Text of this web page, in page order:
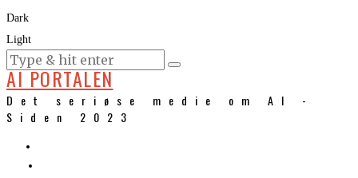
Dark
Light
KURSER
AI PORTALEN
Det seriøse medie om AI -
Siden 2023